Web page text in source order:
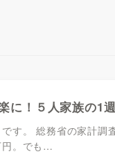
に！５人家族の1
す。 総務省の家計調
円。でも…